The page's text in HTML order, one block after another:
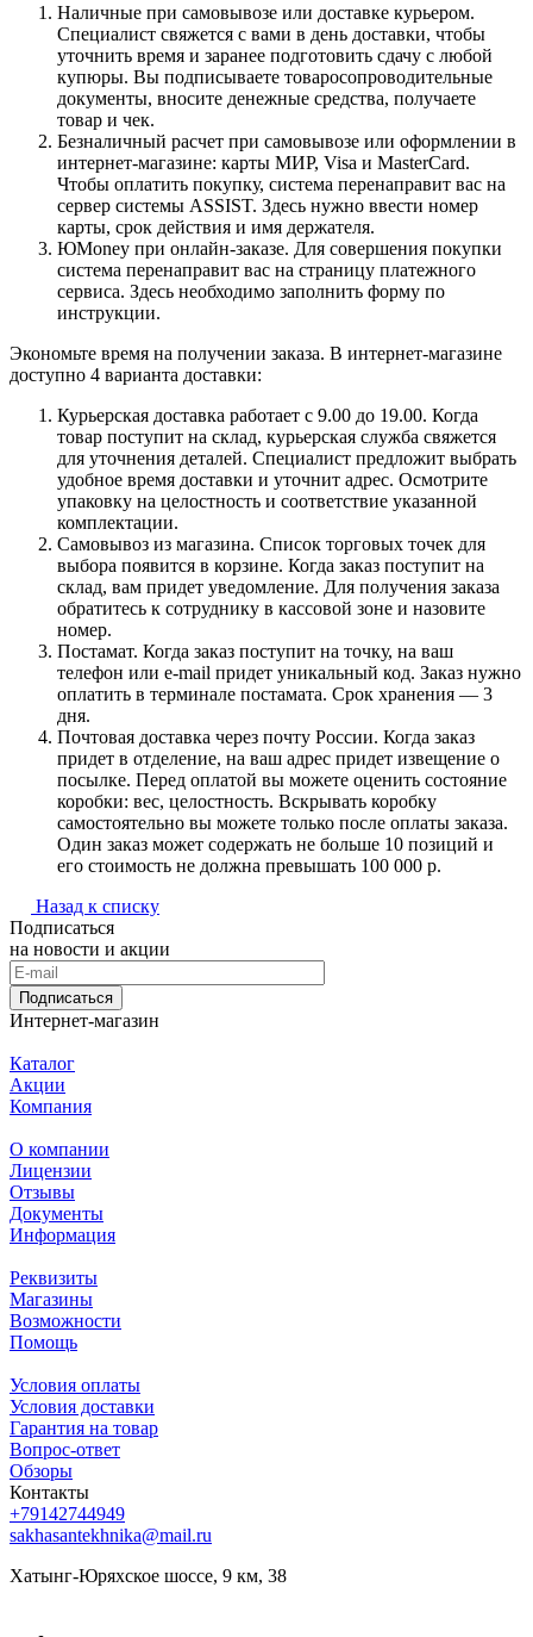
Наличные при самовывозе или доставке курьером.
Специалист свяжется с вами в день доставки, чтобы
уточнить время и заранее подготовить сдачу с любой
купюры. Вы подписываете товаросопроводительные
документы, вносите денежные средства, получаете
товар и чек.
Безналичный расчет при самовывозе или оформлении в
интернет-магазине: карты МИР, Visa и MasterCard.
Чтобы оплатить покупку, система перенаправит вас на
сервер системы ASSIST. Здесь нужно ввести номер
карты, срок действия и имя держателя.
ЮMoney при онлайн-заказе. Для совершения покупки
система перенаправит вас на страницу платежного
сервиса. Здесь необходимо заполнить форму по
инструкции.
Экономьте время на получении заказа. В интернет-магазине
доступно 4 варианта доставки:
Курьерская доставка работает с 9.00 до 19.00. Когда
товар поступит на склад, курьерская служба свяжется
для уточнения деталей. Специалист предложит выбрать
удобное время доставки и уточнит адрес. Осмотрите
упаковку на целостность и соответствие указанной
комплектации.
Самовывоз из магазина. Список торговых точек для
выбора появится в корзине. Когда заказ поступит на
склад, вам придет уведомление. Для получения заказа
обратитесь к сотруднику в кассовой зоне и назовите
номер.
Постамат. Когда заказ поступит на точку, на ваш
телефон или e-mail придет уникальный код. Заказ нужно
оплатить в терминале постамата. Срок хранения — 3
дня.
Почтовая доставка через почту России. Когда заказ
придет в отделение, на ваш адрес придет извещение о
посылке. Перед оплатой вы можете оценить состояние
коробки: вес, целостность. Вскрывать коробку
самостоятельно вы можете только после оплаты заказа.
Один заказ может содержать не больше 10 позиций и
его стоимость не должна превышать 100 000 р.
Назад к списку
Подписаться
на новости и акции
Подписаться
Интернет-магазин
Каталог
Акции
Компания
О компании
Лицензии
Отзывы
Документы
Информация
Реквизиты
Магазины
Возможности
Помощь
Условия оплаты
Условия доставки
Гарантия на товар
Вопрос-ответ
Обзоры
Контакты
+79142744949
sakhasantekhnika@mail.ru
Хатынг-Юряхское шоссе, 9 км, 38